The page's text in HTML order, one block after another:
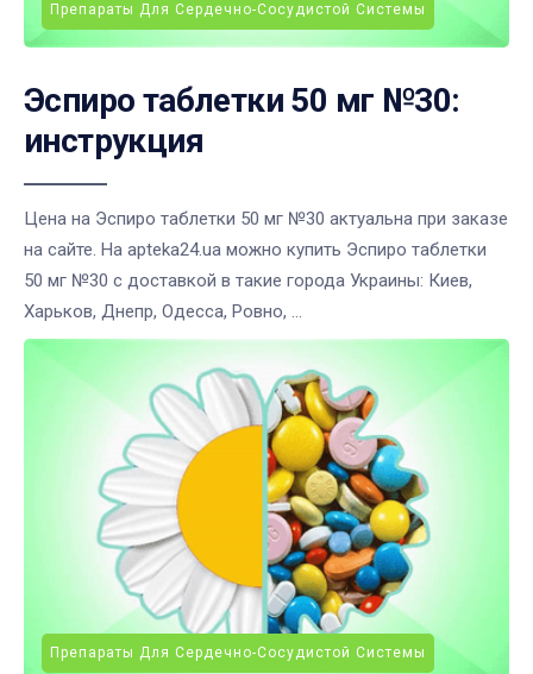
Препараты Для Сердечно-Сосудистой Системы
Эспиро таблетки 50 мг №30:
инструкция
Цена на Эспиро таблетки 50 мг №30 актуальна при заказе
на сайте. На apteka24.ua можно купить Эспиро таблетки
50 мг №30 с доставкой в такие города Украины: Киев,
Харьков, Днепр, Одесса, Ровно, ...
Препараты Для Сердечно-Сосудистой Системы